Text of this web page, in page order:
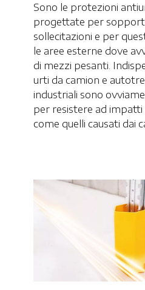
Sono le protezioni
progettate per
sollecitazioni e per
le aree esterne dove
di mezzi pesanti.
urti da camion e
industriali sono
per resistere ad impatti
come quelli causati dai